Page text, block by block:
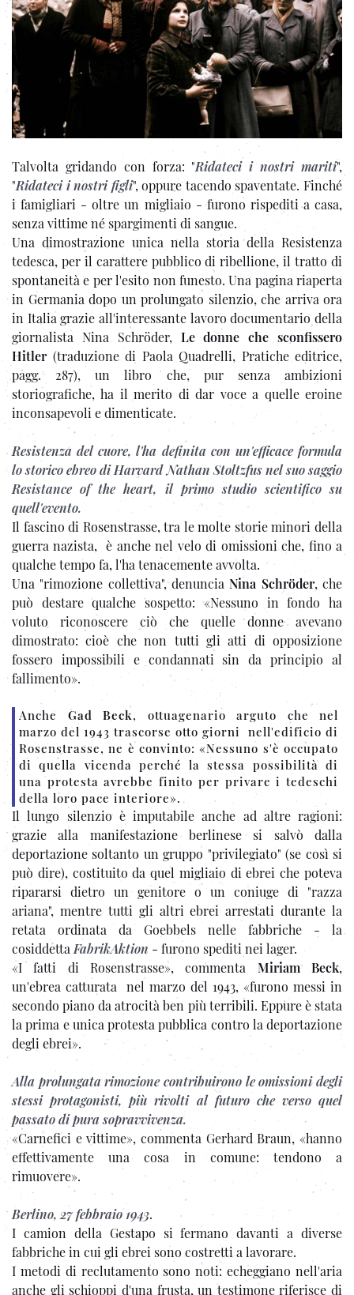
Talvolta gridando con forza: "Ridateci i nostri mariti",
"Ridateci i nostri figli", oppure tacendo spaventate. Finché
i famigliari - oltre un migliaio - furono rispediti a casa,
senza vittime né spargimenti di sangue.
Una dimostrazione unica nella storia della Resistenza
tedesca, per il carattere pubblico di ribellione, il tratto di
spontaneità e per l'esito non funesto. Una pagina riaperta
in Germania dopo un prolungato silenzio, che arriva ora
in Italia grazie all'interessante lavoro documentario della
giornalista Nina Schröder, Le donne che sconfissero
Hitler(traduzione di Paola Quadrelli, Pratiche editrice,
pagg. 287), un libro che, pur senza ambizioni
storiografiche, ha il merito di dar voce a quelle eroine
inconsapevoli e dimenticate.
Resistenza del cuore, l'ha definita con un'efficace formula
lo storico ebreo di Harvard Nathan Stoltzfus nel suo saggio
Resistance of the heart, il primo studio scientifico su
quell'evento.
Il fascino di Rosenstrasse, tra le molte storie minori della
guerra nazista, è anche nel velo di omissioni che, fino a
qualche tempo fa, l'ha tenacemente avvolta.
Una "rimozione collettiva", denunciaNina Schröder, che
può destare qualche sospetto: «Nessuno in fondo ha
voluto riconoscere ciò che quelle donne avevano
dimostrato: cioè che non tutti gli atti di opposizione
fossero impossibili e condannati sin da principio al
fallimento».
Anche Gad Beck, ottuagenario arguto che nel
marzo del 1943 trascorse otto giorni nell'edificio di
Rosenstrasse, ne è convinto: «Nessuno s'è occupato
di quella vicenda perché la stessa possibilità di
una protesta avrebbe finito per privare i tedeschi
della loro pace interiore».
Il lungo silenzio è imputabile anche ad altre ragioni:
grazie alla manifestazione berlinese si salvò dalla
deportazione soltanto un gruppo "privilegiato" (se così si
può dire), costituito da quel migliaio di ebrei che poteva
ripararsi dietro un genitore o un coniuge di "razza
ariana", mentre tutti gli altri ebrei arrestati durante la
retata ordinata da Goebbels nelle fabbriche - la
cosiddettaFabrikAktion - furono spediti nei lager.
«I fatti di Rosenstrasse», commenta Miriam Beck,
un'ebrea catturata nel marzo del 1943, «furono messi in
secondo piano da atrocità ben più terribili. Eppure è stata
la prima e unica protesta pubblica contro la deportazione
degli ebrei».
Alla prolungata rimozione contribuirono le omissioni degli
stessi protagonisti, più rivolti al futuro che verso quel
passato di pura sopravvivenza.
«Carnefici e vittime», commenta Gerhard Braun, «hanno
effettivamente una cosa in comune: tendono a
rimuovere».
Berlino, 27 febbraio 1943.
I camion della Gestapo si fermano davanti a diverse
fabbriche in cui gli ebrei sono costretti a lavorare.
I metodi di reclutamento sono noti: echeggiano nell'aria
anche gli schioppi d'una frusta, un testimone riferisce di